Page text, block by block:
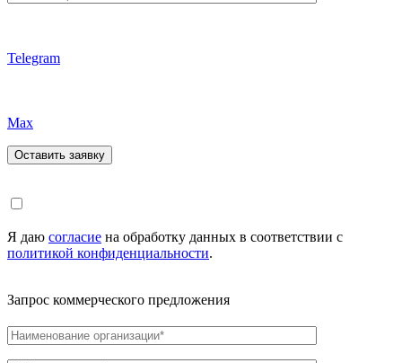
Telegram
Max
Я даю согласие на обработку данных в соответствии с
политикой конфиденциальности.
Запрос коммерческого предложения